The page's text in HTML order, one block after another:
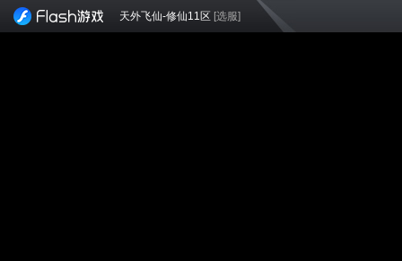
天外飞仙-修仙11区 [选服]